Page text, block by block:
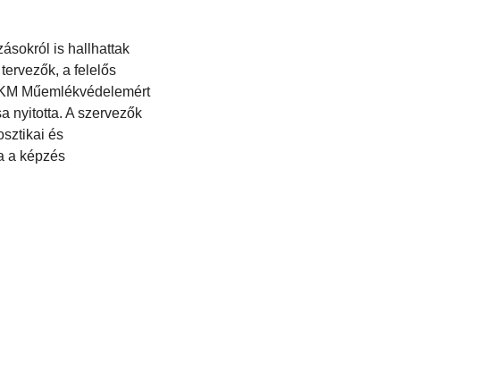
is hallhattak
a felelős
Műemlékvédelemért
nyitotta. A szervezők
és
a képzés